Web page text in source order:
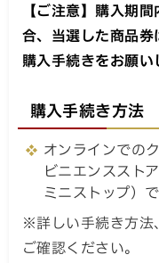
【ご注意】購入期
合、当選した商品
購入手続きをお願い
購入手続き方法
オンラインでの
ビニエンススト
ミニストップ）
※詳しい手続き方法
ご確認ください。